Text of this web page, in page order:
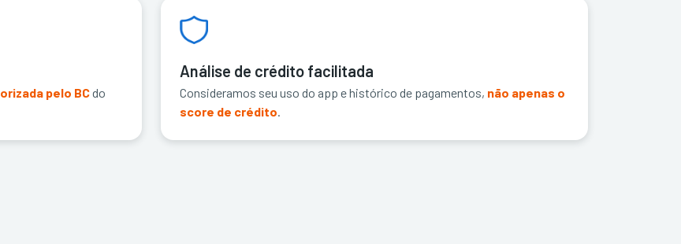
pelo BCdo
Análise de crédito facilitada
Consideramos seu uso do app e histórico de pagamentos, não apenas o
score de crédito.